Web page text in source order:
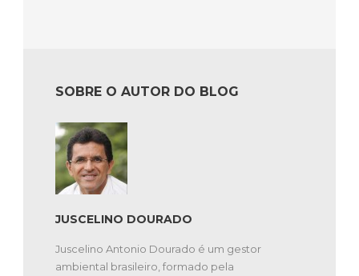
SOBRE O AUTOR DO BLOG
JUSCELINO DOURADO
Juscelino Antonio Dourado é um gestor
ambiental brasileiro, formado pela